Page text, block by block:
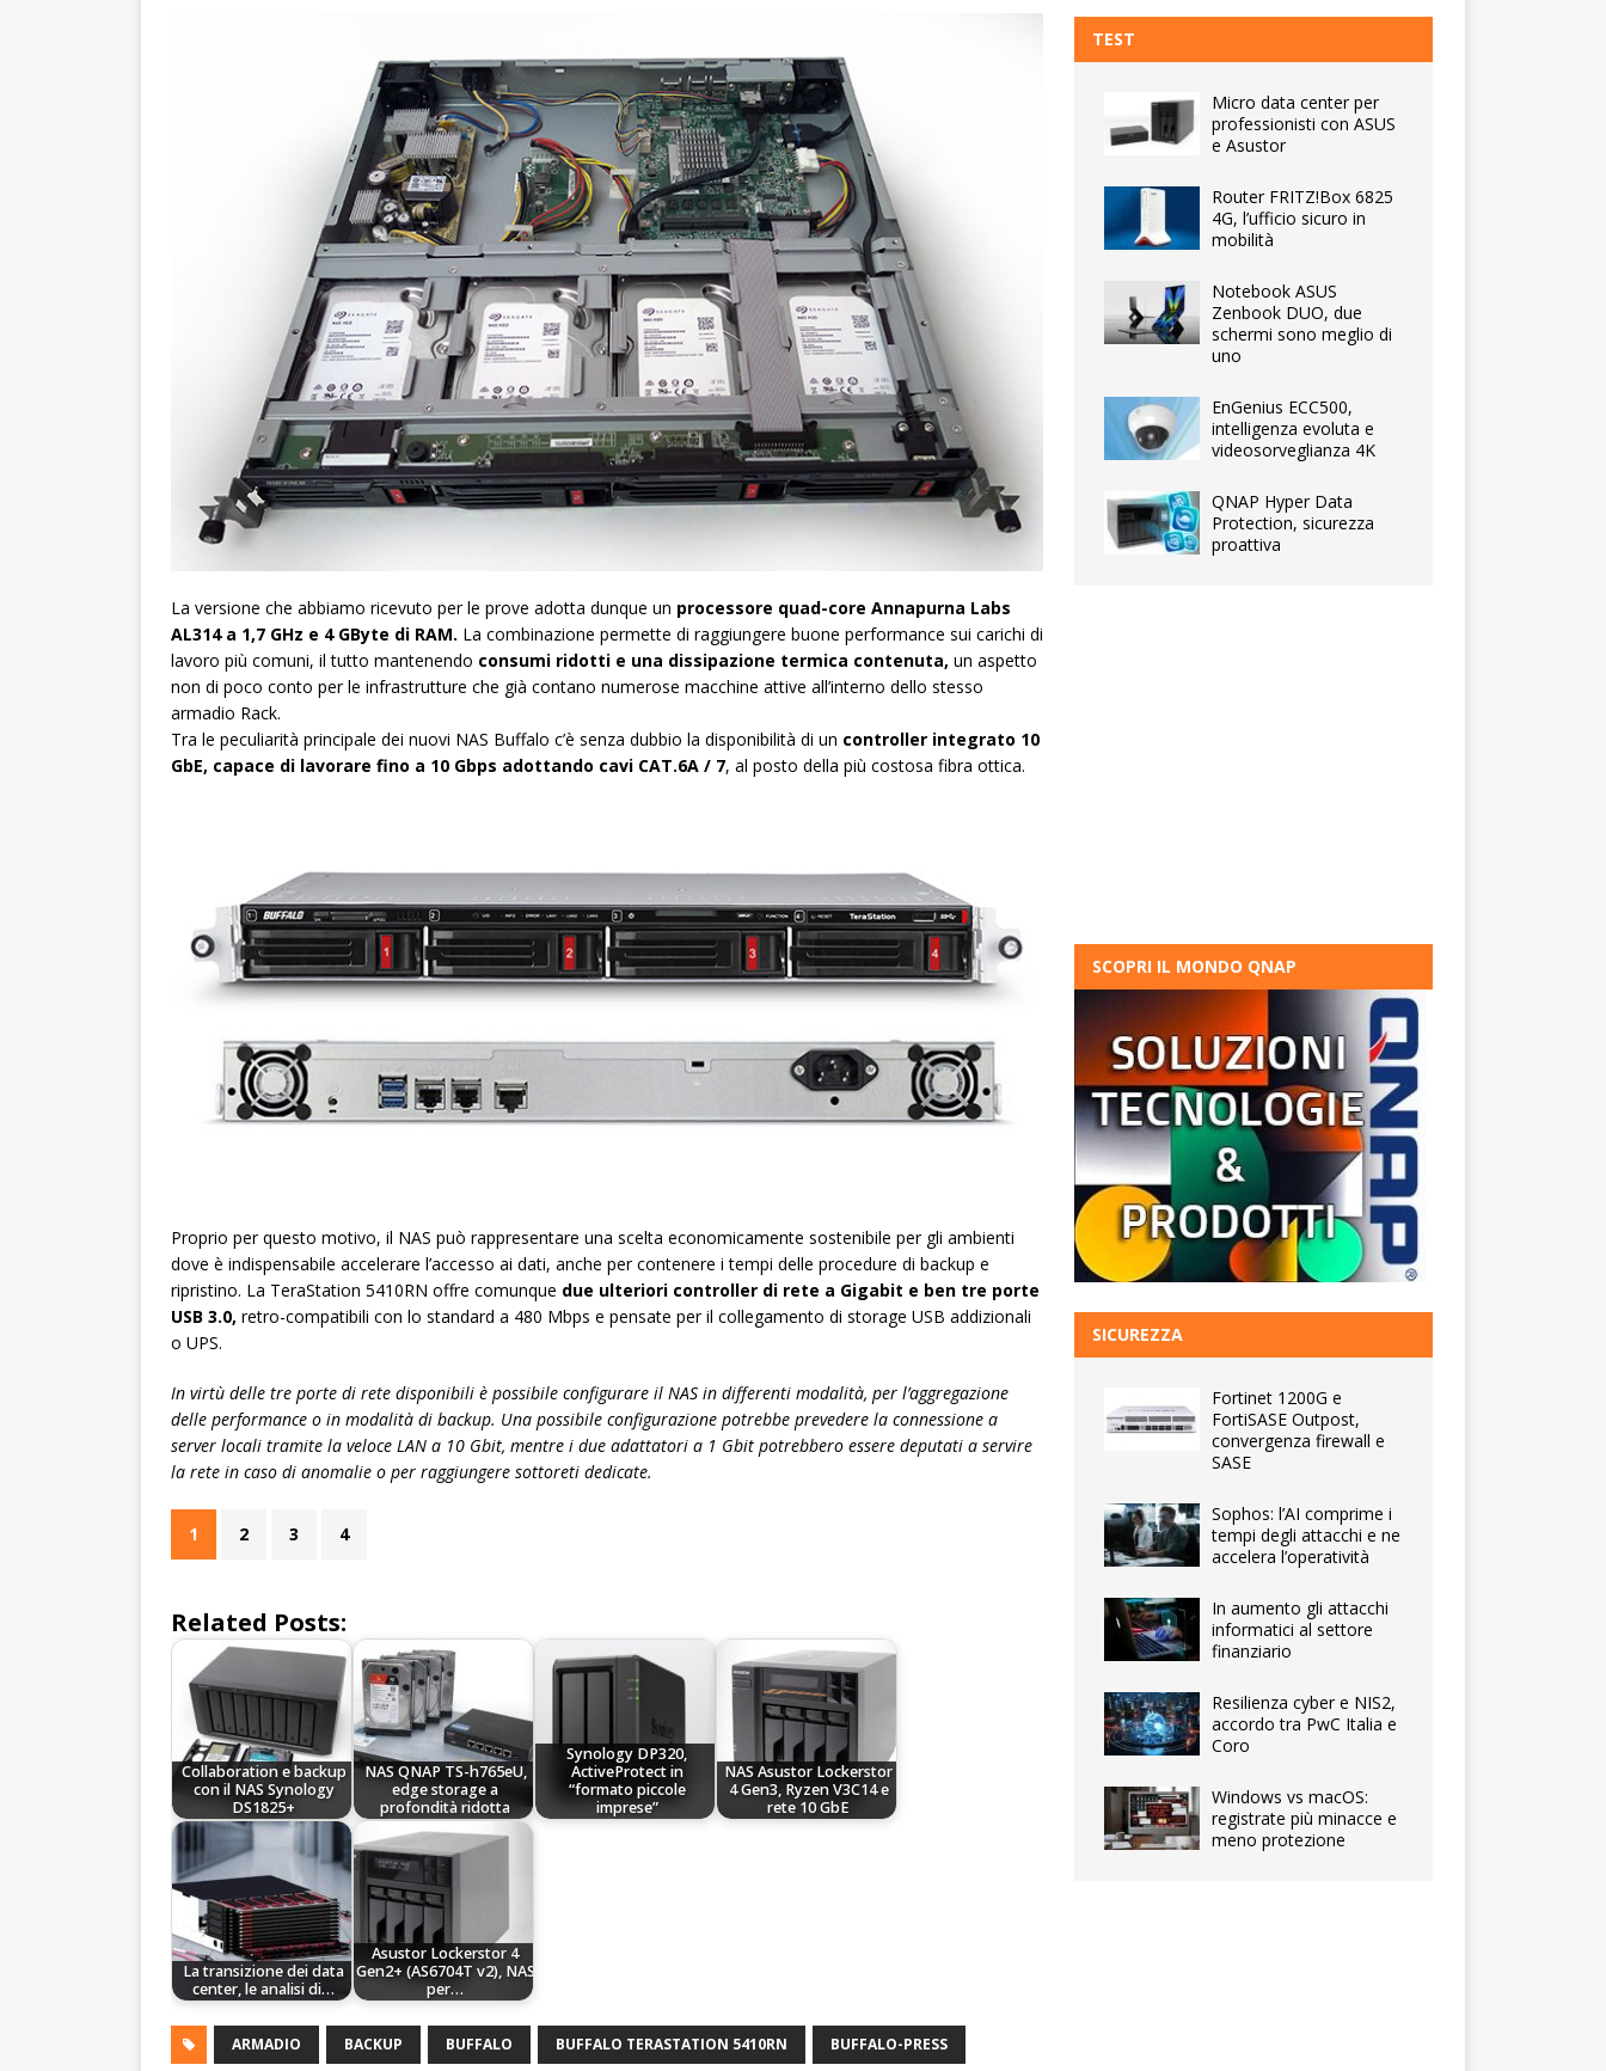
La versione che abbiamo ricevuto per le prove adotta dunque un processore quad-core Annapurna Labs
AL314 a 1,7 GHz e 4 GByte di RAM. La combinazione permette di raggiungere buone performance sui carichi di
lavoro più comuni, il tutto mantenendo consumi ridotti e una dissipazione termica contenuta, un aspetto
non di poco conto per le infrastrutture che già contano numerose macchine attive all’interno dello stesso
armadio Rack.
Tra le peculiarità principale dei nuovi NAS Buffalo c’è senza dubbio la disponibilità di un controller integrato 10
GbE, capace di lavorare fino a 10 Gbps adottando cavi CAT.6A / 7, al posto della più costosa fibra ottica.
Proprio per questo motivo, il NAS può rappresentare una scelta economicamente sostenibile per gli ambienti
dove è indispensabile accelerare l’accesso ai dati, anche per contenere i tempi delle procedure di backup e
ripristino. La TeraStation 5410RN offre comunque due ulteriori controller di rete a Gigabit e ben tre porte
USB 3.0, retro-compatibili con lo standard a 480 Mbps e pensate per il collegamento di storage USB addizionali
o UPS.
In virtù delle tre porte di rete disponibili è possibile configurare il NAS in differenti modalità, per l’aggregazione
delle performance o in modalità di backup. Una possibile configurazione potrebbe prevedere la connessione a
server locali tramite la veloce LAN a 10 Gbit, mentre i due adattatori a 1 Gbit potrebbero essere deputati a servire
la rete in caso di anomalie o per raggiungere sottoreti dedicate.
1 2 3 4
Related Posts:
Collaboration e backup
con il NAS Synology
DS1825+
NAS QNAP TS-h765eU,
edge storage a
profondità ridotta
Synology DP320,
ActiveProtect in
“formato piccole
imprese”
NAS Asustor Lockerstor
4 Gen3, Ryzen V3C14 e
rete 10 GbE
La transizione dei data
center, le analisi di…
Asustor Lockerstor 4
Gen2+ (AS6704T v2), NAS
per…
ARMADIO BACKUP BUFFALO BUFFALO TERASTATION 5410RN BUFFALO-PRESS
TEST
Micro data center per
professionisti con ASUS
e Asustor
Router FRITZ!Box 6825
4G, l’ufficio sicuro in
mobilità
Notebook ASUS
Zenbook DUO, due
schermi sono meglio di
uno
EnGenius ECC500,
intelligenza evoluta e
videosorveglianza 4K
QNAP Hyper Data
Protection, sicurezza
proattiva
SCOPRI IL MONDO QNAP
SICUREZZA
Fortinet 1200G e
FortiSASE Outpost,
convergenza firewall e
SASE
Sophos: l’AI comprime i
tempi degli attacchi e ne
accelera l’operatività
In aumento gli attacchi
informatici al settore
finanziario
Resilienza cyber e NIS2,
accordo tra PwC Italia e
Coro
Windows vs macOS:
registrate più minacce e
meno protezione